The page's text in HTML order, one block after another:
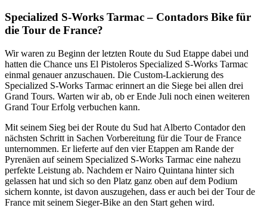
Specialized S-Works Tarmac – Contadors Bike für
die Tour de France?
Wir waren zu Beginn der letzten Route du Sud Etappe dabei und
hatten die Chance uns El Pistoleros Specialized S-Works Tarmac
einmal genauer anzuschauen. Die Custom-Lackierung des
Specialized S-Works Tarmac erinnert an die Siege bei allen drei
Grand Tours. Warten wir ab, ob er Ende Juli noch einen weiteren
Grand Tour Erfolg verbuchen kann.
Mit seinem Sieg bei der Route du Sud hat Alberto Contador den
nächsten Schritt in Sachen Vorbereitung für die Tour de France
unternommen. Er lieferte auf den vier Etappen am Rande der
Pyrenäen auf seinem Specialized S-Works Tarmac eine nahezu
perfekte Leistung ab. Nachdem er Nairo Quintana hinter sich
gelassen hat und sich so den Platz ganz oben auf dem Podium
sichern konnte, ist davon auszugehen, dass er auch bei der Tour de
France mit seinem Sieger-Bike an den Start gehen wird.